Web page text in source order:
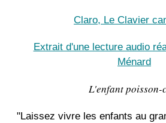
Claro, Le Clavier
Extrait d'une lecture audio
Ménard
L'enfant poisson-
"Laissez vivre les enfants au